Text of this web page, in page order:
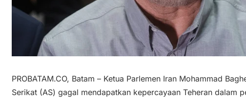
PROBATAM.CO, Batam – Ketua Parlemen Iran Mohammad
Serikat (AS) gagal mendapatkan kepercayaan Teheran dalam